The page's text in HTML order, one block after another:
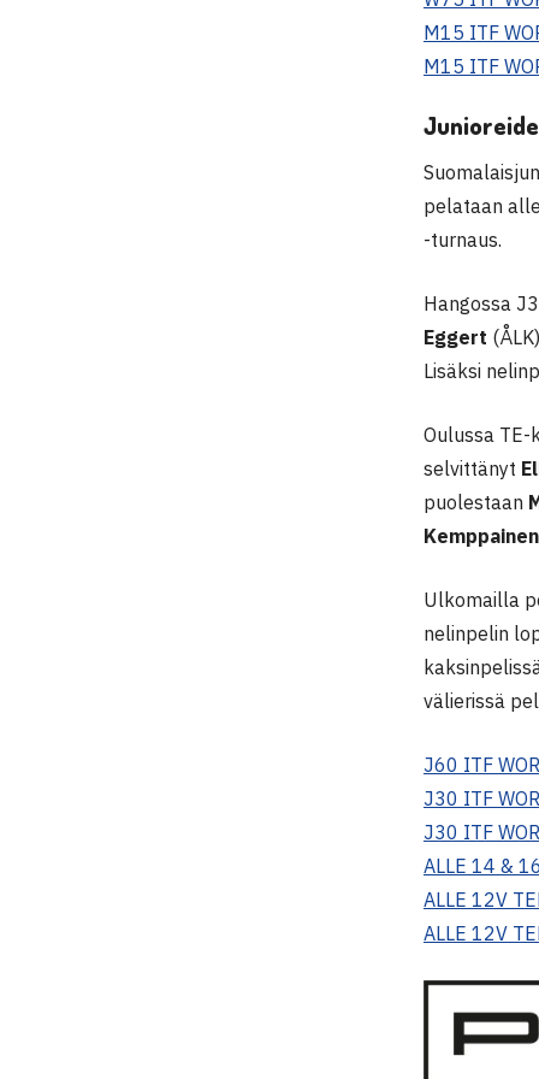
M15 ITF
M15 ITF
pelataan
-turnaus.
Hangossa
Eggert
Lisäksi
Oulussa
selvittänyt
puolestaan
Kemppainen
Ulkomailla
nelinpelin
välierissä
J60 ITF
J30 ITF
J30 ITF
ALLE 14 &
ALLE 12V
ALLE 12V